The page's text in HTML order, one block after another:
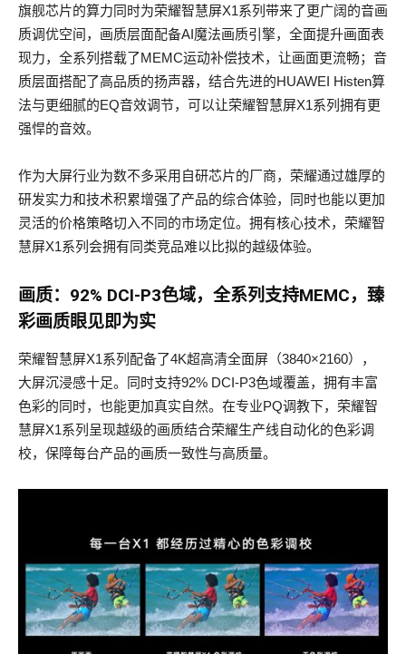
旗舰芯片的算力同时为荣耀智慧屏X1系列带来了更广阔的音画
质调优空间，画质层面配备AI魔法画质引擎，全面提升画面表
现力，全系列搭载了MEMC运动补偿技术，让画面更流畅；音
质层面搭配了高品质的扬声器，结合先进的HUAWEI Histen算
法与更细腻的EQ音效调节，可以让荣耀智慧屏X1系列拥有更
强悍的音效。
作为大屏行业为数不多采用自研芯片的厂商，荣耀通过雄厚的
研发实力和技术积累增强了产品的综合体验，同时也能以更加
灵活的价格策略切入不同的市场定位。拥有核心技术，荣耀智
慧屏X1系列会拥有同类竞品难以比拟的越级体验。
画质：92% DCI-P3色域，全系列支持MEMC，臻
彩画质眼见即为实
荣耀智慧屏X1系列配备了4K超高清全面屏（3840×2160），
大屏沉浸感十足。同时支持92% DCI-P3色域覆盖，拥有丰富
色彩的同时，也能更加真实自然。在专业PQ调教下，荣耀智
慧屏X1系列呈现越级的画质结合荣耀生产线自动化的色彩调
校，保障每台产品的画质一致性与高质量。